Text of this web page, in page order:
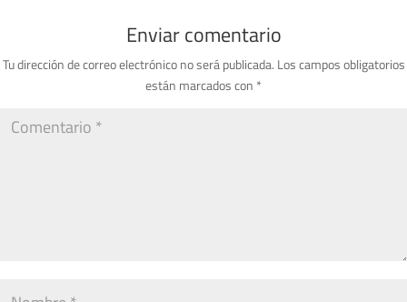
Enviar comentario
Tu dirección de correo electrónico no será publicada. Los campos obligatorios
están marcados con *